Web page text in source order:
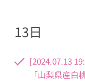
13日
[2024.07.13
「山梨県産